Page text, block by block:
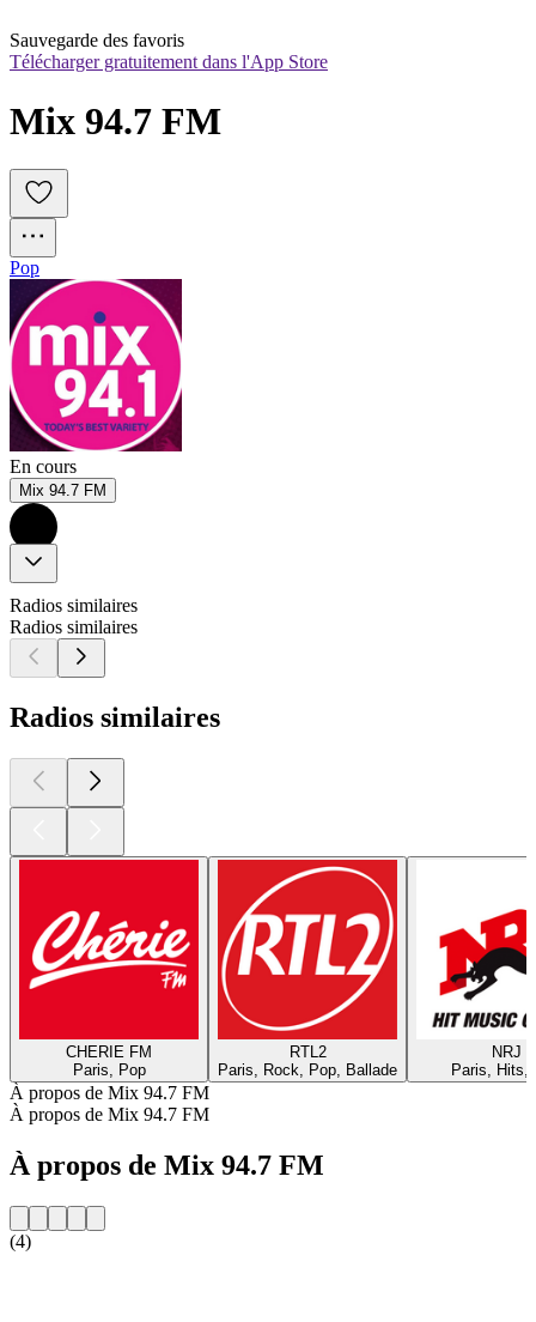
Sauvegarde des favoris
Télécharger gratuitement dans l'App Store
Mix 94.7 FM
Pop
En cours
Mix 94.7 FM
Radios similaires
Radios similaires
Radios similaires
CHERIE FM
Paris, Pop
RTL2
Paris, Rock, Pop, Ballade
NRJ
Paris, Hits,
À propos de Mix 94.7 FM
À propos de Mix 94.7 FM
À propos de Mix 94.7 FM
(4)